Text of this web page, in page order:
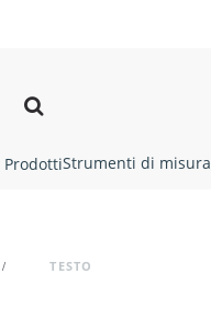
ProdottiStrumenti di misura
TESTO